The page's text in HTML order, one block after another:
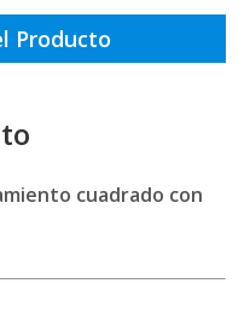
Producto
cuadrado con